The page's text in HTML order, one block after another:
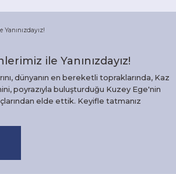
ile Yanınızdayız!
dünyanın en bereketli topraklarında, Kaz
poyrazıyla buluşturduğu Kuzey Ege'nin
elde ettik. Keyifle tatmanız